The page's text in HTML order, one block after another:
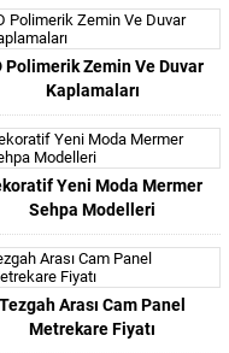
Polimerik Zemin Ve Duvar
Kaplamaları
Yeni Moda Mermer
Sehpa Modelleri
Tezgah Arası Cam Panel
Metrekare Fiyatı